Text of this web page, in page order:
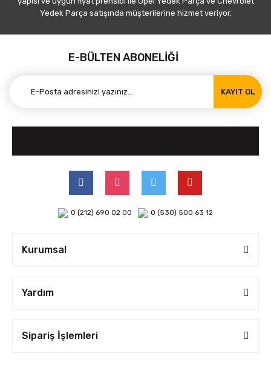
Yedek Parça satışında müşterilerine hizmet veriyor.
E-BÜLTEN ABONELİĞİ
KAYIT OL
0 (212) 690 02 00 0 (530) 500 63 12
Kurumsal
Yardım
Sipariş İşlemleri